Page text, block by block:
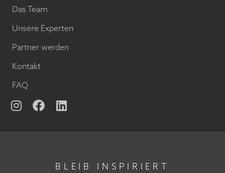
Das Team
Unsere Experten
Partner werden
Kontakt
FAQ
BLEIB INSPIRIERT